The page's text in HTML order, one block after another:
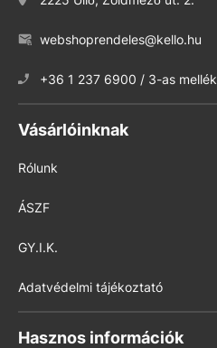
webshoprendeles@kello.hu
+36 1 237 6900 / 3-as mellék
Vásárlóinknak
Rólunk
ÁSZF
GY.I.K.
Adatvédelmi tájékoztató
Hasznos információk